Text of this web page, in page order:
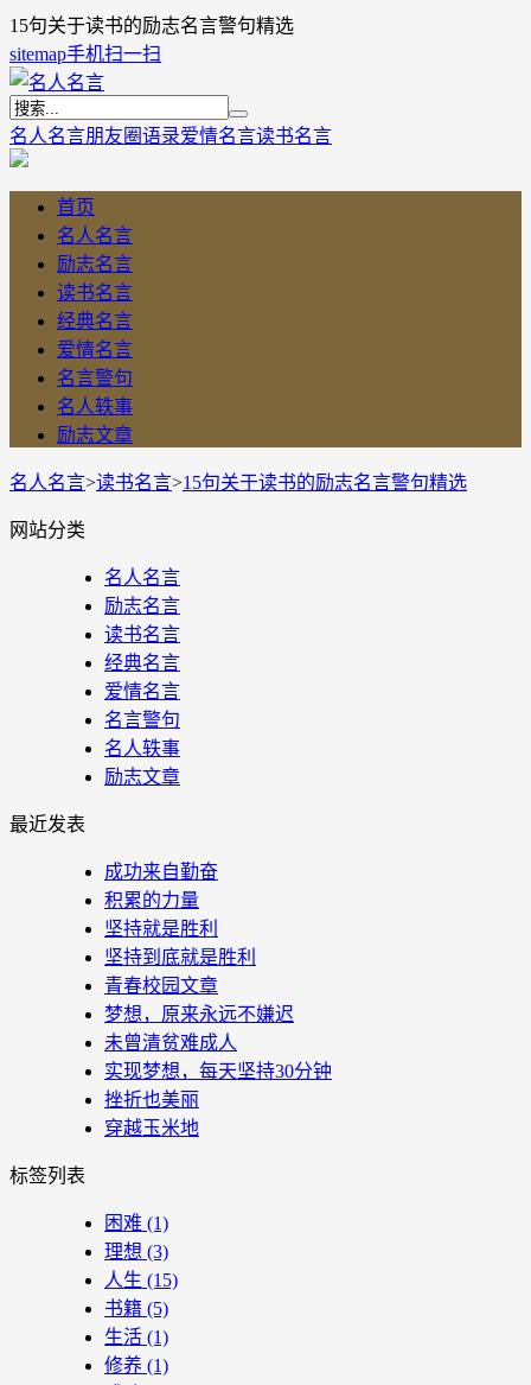
15句关于读书的励志名言警句精选
sitemap手机扫一扫
名人名言朋友圈语录爱情名言读书名言
首页
名人名言
励志名言
读书名言
经典名言
爱情名言
名言警句
名人轶事
励志文章
名人名言>读书名言>15句关于读书的励志名言警句精选
网站分类
名人名言
励志名言
读书名言
经典名言
爱情名言
名言警句
名人轶事
励志文章
最近发表
成功来自勤奋
积累的力量
坚持就是胜利
坚持到底就是胜利
青春校园文章
梦想，原来永远不嫌迟
未曾清贫难成人
实现梦想，每天坚持30分钟
挫折也美丽
穿越玉米地
标签列表
困难 (1)
理想 (3)
人生 (15)
书籍 (5)
生活 (1)
修养 (1)